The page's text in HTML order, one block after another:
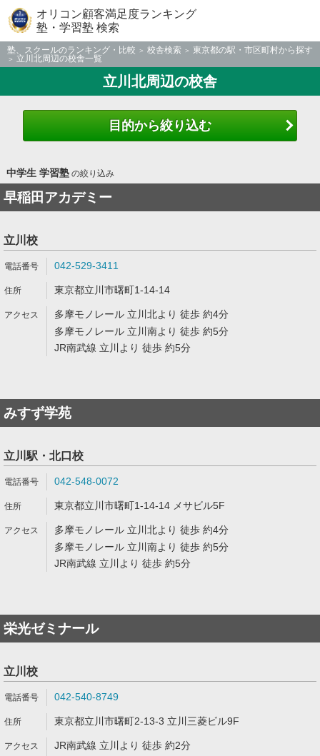
オリコン顧客満足度ランキング
塾・学習塾 検索
塾、スクールのランキング・比較 校舎検索
東京都の駅・市区町村から探す
立川北周辺の校舎一覧
立川北周辺の校舎
目的から絞り込む
中学生 学習塾の絞り込み
早稲田アカデミー
立川校
042-529-3411
東京都立川市曙町1-14-14
多摩モノレール 立川北より 徒歩 約4分
多摩モノレール 立川南より 徒歩 約5分
JR南武線 立川より 徒歩 約5分
みすず学苑
立川駅・北口校
042-548-0072
東京都立川市曙町1-14-14 メサビル5F
多摩モノレール 立川北より 徒歩 約4分
多摩モノレール 立川南より 徒歩 約5分
JR南武線 立川より 徒歩 約5分
栄光ゼミナール
立川校
042-540-8749
東京都立川市曙町2-13-3 立川三菱ビル9F
JR南武線 立川より 徒歩 約2分